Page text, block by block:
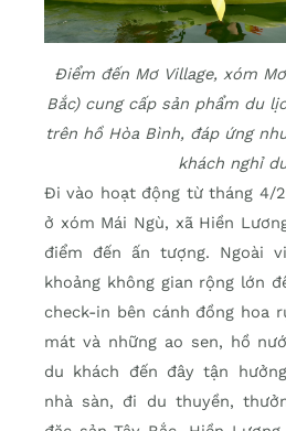
Điểm đến Mơ Village, xóm
Bắc) cung cấp sản phẩm du
trên hồ Hòa Bình, đáp ứng
khách nghỉ
Đi vào hoạt động từ tháng 4/
ở xóm Mái Ngù, xã Hiền
điểm đến ấn tượng. Ngoài
khoảng không gian rộng lớn
check-in bên cánh đồng hoa
mát và những ao sen, hồ
du khách đến đây tận
nhà sàn, đi du thuyền,